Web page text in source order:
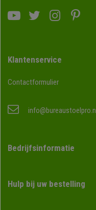
Klantenservice
Contactformulier
info@bureaustoelpro.nl
Bedrijfsinformatie
Hulp bij uw bestelling